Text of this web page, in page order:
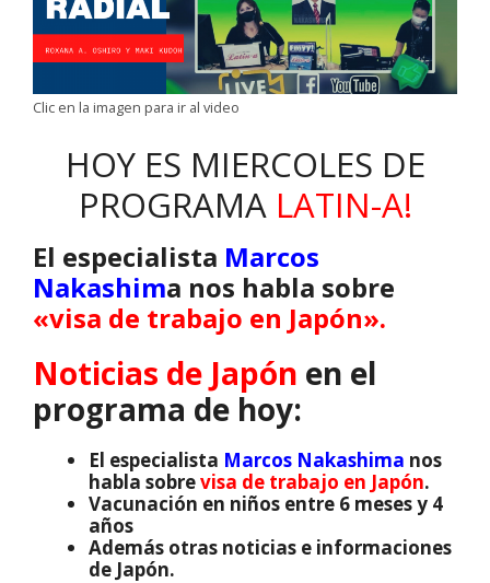
Clic en la imagen para ir al video
HOY ES MIERCOLES DE
PROGRAMA LATIN-A!
El especialista Marcos
Nakashima nos habla sobre
«visa de trabajo en Japón».
Noticias de Japón en el
programa de hoy:
El especialista Marcos Nakashima nos
habla sobrevisa de trabajo en Japón.
Vacunación en niños entre 6 meses y 4
años
Además otras noticias e informaciones
de Japón.